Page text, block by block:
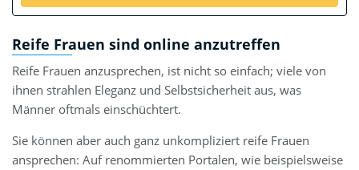
Reife Frauen sind online anzutreffen
Reife Frauen anzusprechen, ist nicht so einfach; viele von
ihnen strahlen Eleganz und Selbstsicherheit aus, was
Männer oftmals einschüchtert.
Sie können aber auch ganz unkompliziert reife Frauen
ansprechen: Auf renommierten Portalen, wie beispielsweise